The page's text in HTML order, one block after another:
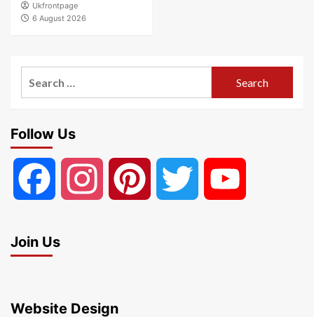
Ukfrontpage
6 August 2026
Follow Us
Facebook Instagram Pinterest Twitter
Join Us
Website Design